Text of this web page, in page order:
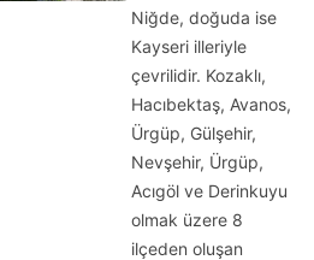
Niğde, doğuda ise
Kayseri illeriyle
çevrilidir. Kozaklı,
Hacıbektaş, Avanos,
Ürgüp, Gülşehir,
Nevşehir, Ürgüp,
Acıgöl ve Derinkuyu
olmak üzere 8
ilçeden oluşan